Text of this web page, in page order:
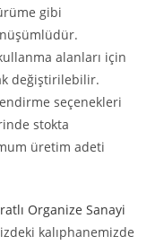
gibi
alanları için
değiştirilebilir.
seçenekleri
stokta
üretim adeti
Organize Sanayi
kalıphanemizde